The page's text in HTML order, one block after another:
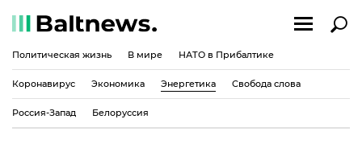
Политическая жизнь В мире НАТО в Прибалтике
Коронавирус Экономика Энергетика Свобода слова
Россия-Запад Белоруссия